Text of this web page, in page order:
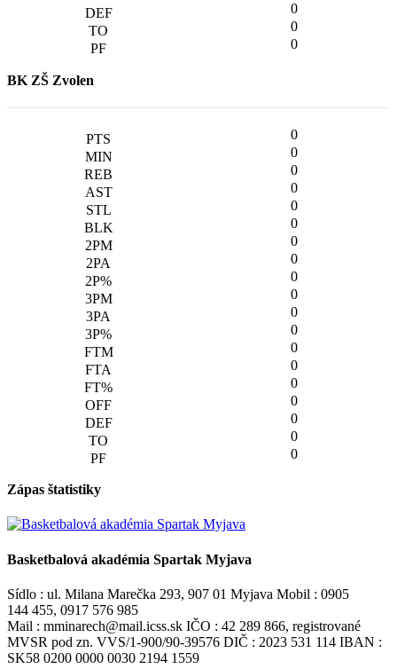
0
0
0
BK ZŠ Zvolen
0
0
0
0
0
0
0
0
0
0
0
0
0
0
0
0
0
0
0
Zápas štatistiky
Basketbalová akadémia Spartak Myjava
Sídlo : ul. Milana Marečka 293, 907 01 Myjava Mobil : 0905
144 455, 0917 576 985
Mail : mminarech@mail.icss.sk IČO : 42 289 866, registrované
MVSR pod zn. VVS/1-900/90-39576 DIČ : 2023 531 114 IBAN :
SK58 0200 0000 0030 2194 1559